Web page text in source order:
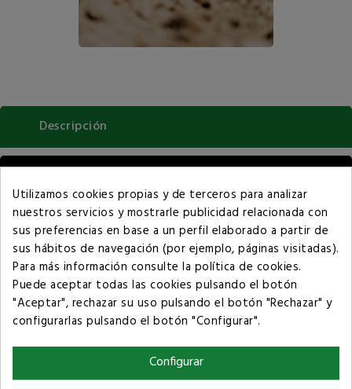
Descripción
¿Cómo funciona el servicio de recogida de
poda?
Ponemos A Tu Disposición Dos Modalidades De Recogida:
Mediante Big Bags: Te proporcionamos sacos grandes (Big
Bags) que puedes llenar con los restos de poda. Nos
Recogida a granel: Si la cantidad de poda es considerable,
podemos realizar la recogida directamente a granel
Utilizamos cookies propias y de terceros para analizar
nuestros servicios y mostrarle publicidad relacionada con
sus preferencias en base a un perfil elaborado a partir de
sus hábitos de navegación (por ejemplo, páginas visitadas).
Para más información consulte la política de cookies.
Puede aceptar todas las cookies pulsando el botón
"Aceptar", rechazar su uso pulsando el botón "Rechazar" y
configurarlas pulsando el botón "Configurar".
Configurar